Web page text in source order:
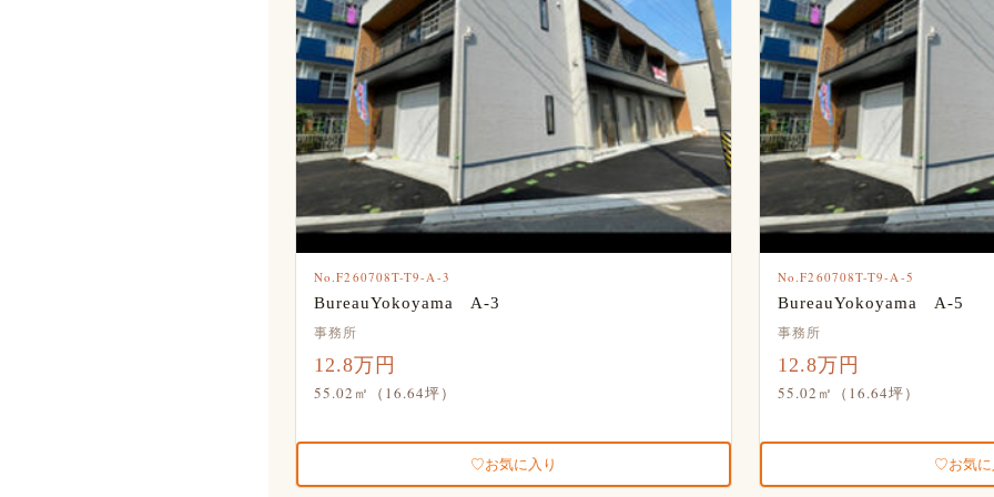
No.F260708T-T9-A-3
BureauYokoyama A-3
事務所
12.8万円
55.02㎡（16.64坪）
お気に入り
No.F260708T-T9-A-5
BureauYokoyama A-5
事務所
12.8万円
55.02㎡（16.64坪）
お気